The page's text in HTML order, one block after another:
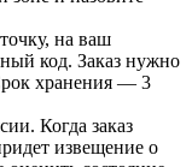
на ваш
код. Заказ нужно
хранения — 3
Когда заказ
извещение о